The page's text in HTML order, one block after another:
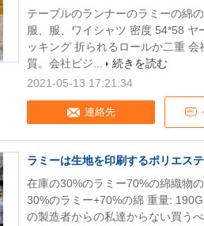
連絡先
テーブルのランナーのラミーの綿
服、服、ワイシャツ 密度 54*58
ッキング 折られるロールか二重
質。会社ビジ...
続きを読む
2021-05-13 17:21:34
ラミーは生地を印刷するポリエス
在庫の30%のラミー70%の綿織物
30%のラミー+70%の綿 重量:
の製造者からの私達からない買う